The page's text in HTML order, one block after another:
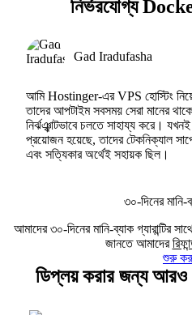
নির্ভরযোগ্য
Gad Iradufasha
আমি Hostinger-এর VPS হোস্টিং নিয়ে
তাদের আপটাইম সবসময় সেরা মানের
নির্ঝঞ্ঝাটভাবে চলতে সাহায্য করে।
প্রয়োজন হয়েছে, তাদের টেকনিক্যাল
এবং সত্যিকার অর্থেই সহায়ক ছিল।
৩০-দিনের মানি-
আমাদের ৩০-দিনের মানি-ব্যাক গ্যারান্টির
জানতে আমাদের
শুরু
ডিপ্লয় করার জন্য